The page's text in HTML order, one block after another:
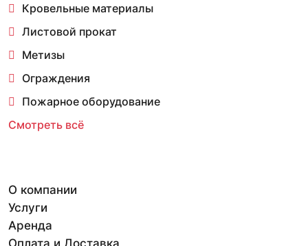
Кровельные материалы
Листовой прокат
Метизы
Ограждения
Пожарное оборудование
Смотреть всё
О компании
Услуги
Аренда
Оплата и Доставка